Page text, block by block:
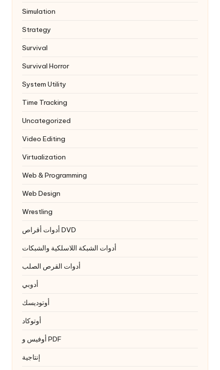
Simulation
Strategy
Survival
Survival Horror
System Utility
Time Tracking
Uncategorized
Video Editing
Virtualization
Web & Programming
Web Design
Wrestling
أدوات أقراص DVD
أدوات الشبكة اللاسلكية والشبكات
أدوات القرص الصلب
أدوبي
أوتوديسك
أوتوكاد
أوفيس و PDF
إنتاجية